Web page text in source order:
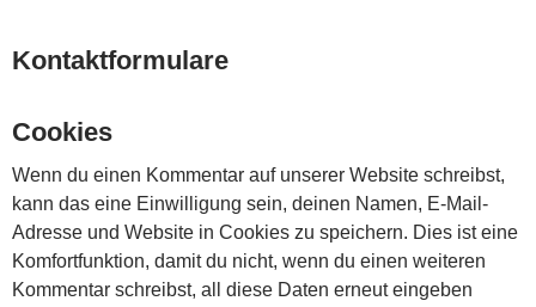
Kontaktformulare
Cookies
Wenn du einen Kommentar auf unserer Website schreibst,
kann das eine Einwilligung sein, deinen Namen, E-Mail-
Adresse und Website in Cookies zu speichern. Dies ist eine
Komfortfunktion, damit du nicht, wenn du einen weiteren
Kommentar schreibst, all diese Daten erneut eingeben